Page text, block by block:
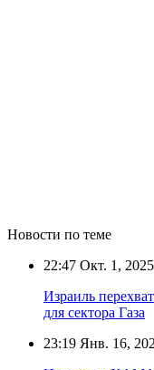
Новости по теме
22:47 Окт. 1, 2025
Израиль
для сектора Газа
23:19 Янв. 16,